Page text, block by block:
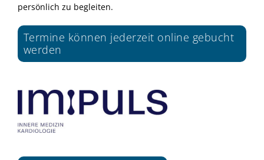
persönlich zu begleiten.
Termine können jederzeit online gebucht
werden